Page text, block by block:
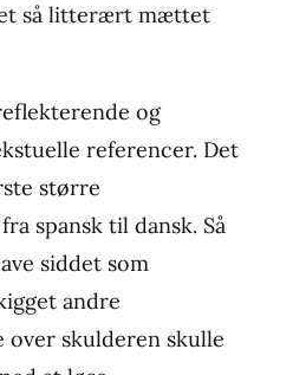
så litterært mættet
og
referencer. Det
større
spansk til dansk. Så
siddet som
andre
over skulderen skulle